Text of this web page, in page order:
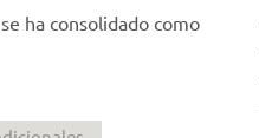
ha consolidado como